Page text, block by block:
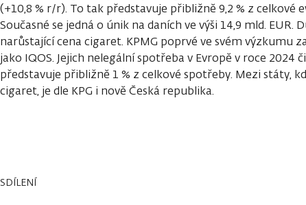
(+10,8 % r/r). To tak představuje přibližně 9,2 % z celkové
Současné se jedná o únik na daních ve výši 14,9 mld. EUR.
narůstající cena cigaret. KPMG poprvé ve svém výzkumu
jako IQOS. Jejich nelegální spotřeba v Evropě v roce 2024
představuje přibližně 1 % z celkové spotřeby. Mezi státy,
cigaret, je dle KPG i nově Česká republika.
SDÍLENÍ